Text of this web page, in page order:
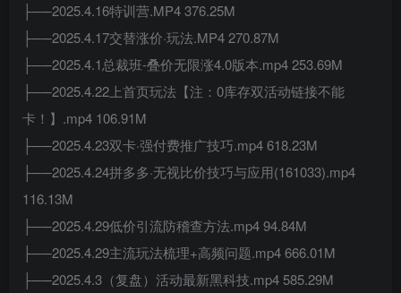
├──2025.4.16特训营.MP4 376.25M
├──2025.4.17交替涨价·玩法.MP4 270.87M
├──2025.4.1总裁班-叠价无限涨4.0版本.mp4 253.69M
├──2025.4.22上首页玩法【注：0库存双活动链接不能
卡！】.mp4 106.91M
├──2025.4.23双卡·强付费推广技巧.mp4 618.23M
├──2025.4.24拼多多·无视比价技巧与应用(161033).mp4
116.13M
├──2025.4.29低价引流防稽查方法.mp4 94.84M
├──2025.4.29主流玩法梳理+高频问题.mp4 666.01M
├──2025.4.3（复盘）活动最新黑科技.mp4 585.29M